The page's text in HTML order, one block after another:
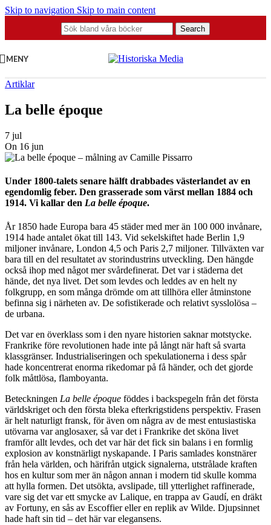
Skip to navigation Skip to main content
Search
MENY
Artiklar
La belle époque
7 jul
On 16 jun
Under 1800-talets senare hälft drabbades västerlandet av en
egendomlig feber. Den grasserade som värst mellan 1884 och
1914. Vi kallar den La belle époque.
År 1850 hade Europa bara 45 städer med mer än 100 000 invånare,
1914 hade antalet ökat till 143. Vid sekelskiftet hade Berlin 1,9
miljoner invånare, London 4,5 och Paris 2,7 miljoner. Tillväxten var
bara till en del resultatet av storindustrins utveckling. Den hängde
också ihop med något mer svårdefinerat. Det var i städerna det
hände, det nya livet. Det som levdes och leddes av en helt ny
folkgrupp, en som många drömde om att tillhöra eller åtminstone
befinna sig i närheten av. De sofistikerade och relativt sysslolösa –
de urbana.
Det var en överklass som i den nyare historien saknar motstycke.
Frankrike före revolutionen hade inte på långt när haft så svarta
klassgränser. Industrialiseringen och spekulationerna i dess spår
hade koncentrerat enorma rikedomar på få händer, och det gjorde
folk måttlösa, flamboyanta.
Beteckningen La belle époque föddes i backspegeln från det första
världskriget och den första bleka efterkrigstidens perspektiv. Frasen
är helt naturligt fransk, för även om några av de mest entusiastiska
utövarna var anglosaxer, så var det i Frankrike det sköna livet
framför allt levdes, och det var här det fick sin balans i en formlig
explosion av konstnärligt nyskapande. I Paris samlades konstnärer
från hela världen, och härifrån utgick signalerna, utstrålade kraften
hos en kultur som mer än någon annan i modern tid skulle komma
att hylla formen. Det utsökta, avslipade, till ytterlighet raffinerade,
vare sig det var ett smycke av Lalique, en trappa av Gaudí, en dräkt
av Fortuny, en sås av Escoffier eller en replik av Wilde. Djupsinnet
hade haft sin tid – det här var elegansens.